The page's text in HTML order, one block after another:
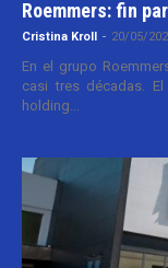
Roemmers: fin
Cristina Kroll - 20/05/
En el grupo
casi tres décadas.
holding...